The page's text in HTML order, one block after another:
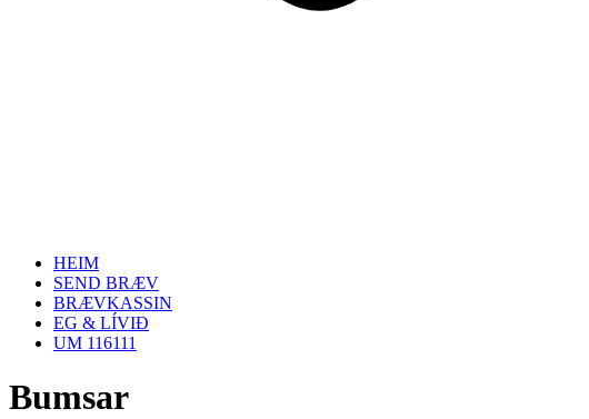
HEIM
SEND BRÆV
BRÆVKASSIN
EG & LÍVIÐ
UM 116111
Bumsar